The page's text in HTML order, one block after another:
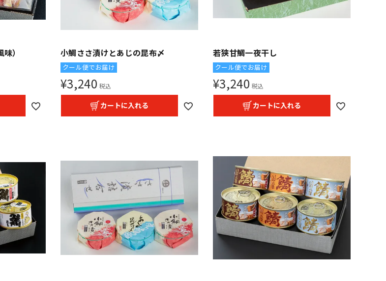
） 小鯛ささ漬けとあじの昆布〆
クール便でお届け
¥3,240 税込
カートに入れる
若狭甘鯛一夜干し
クール便でお届け
¥3,240 税込
カートに入れる